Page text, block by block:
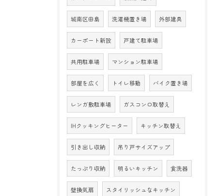
城南区田島 洗濯機置き場 外部建具
カーポート新設 戸建て駐車場
共用駐車場 マンション駐車場
部屋を広く トイレ移動 バイク置き場
レンガ敷駐車場 ガスコンロ取替え
IHクッキングヒーター キッチン取替え
引き出し収納 吊り戸サイズアップ
たっぷり収納 明るいキッチン 食洗器
壁換気扇 スタイリッシュなキッチン